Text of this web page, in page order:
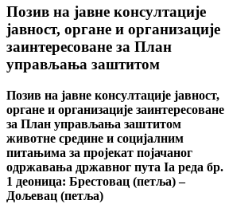
Позив на јавне консултације
јавност, органе и организације
заинтересоване за План
управљања заштитом
Позив на јавне консултације јавност,
органе и организације заинтересоване
за План управљања заштитом
животне средине и социјалним
питањима за пројекат појачаног
одржавања државног пута Ia реда бр.
1 деоница: Брестовац (петља) –
Дољевац (петља)